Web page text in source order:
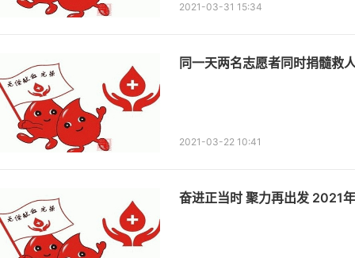
2021-03-31 15:34
同一天两名志愿者同时捐髓救
2021-03-22 10:41
奋进正当时 聚力再出发 2021